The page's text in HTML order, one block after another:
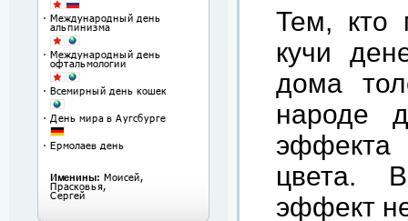
Тем, кто
кучи
дома
народе
эффекта
цвета.
эффект